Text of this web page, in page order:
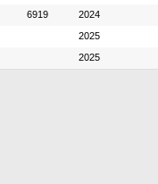
6919 2024
2025
2025